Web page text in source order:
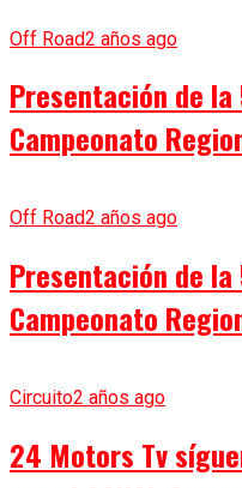
Off Road2 años ago
Presentación de
Campeonato
Off Road2 años ago
Presentación de
Campeonato
Circuito2 años ago
24 Motors Tv